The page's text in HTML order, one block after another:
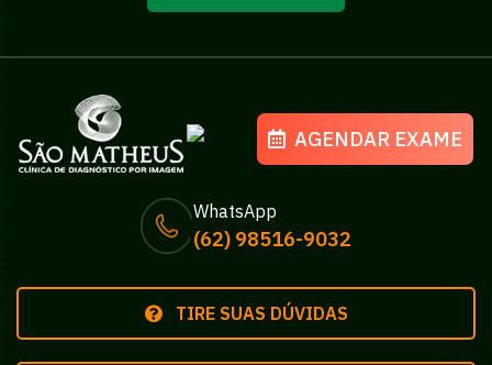
AGENDAR EXAME
WhatsApp
(62) 98516-9032
TIRE SUAS DÚVIDAS